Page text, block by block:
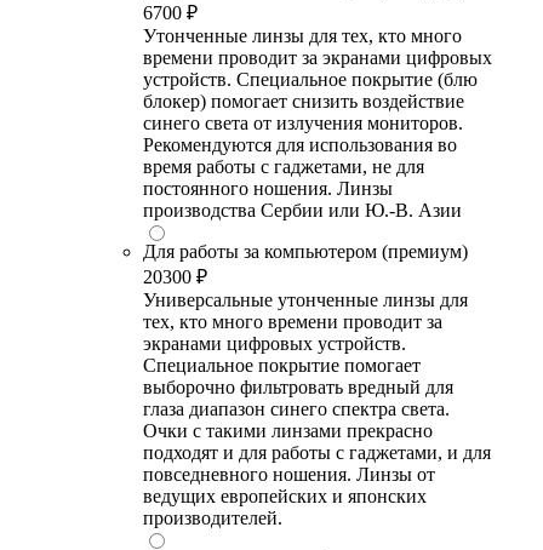
6700 ₽
Утонченные линзы для тех, кто много
времени проводит за экранами цифровых
устройств. Специальное покрытие (блю
блокер) помогает снизить воздействие
синего света от излучения мониторов.
Рекомендуются для использования во
время работы с гаджетами, не для
постоянного ношения. Линзы
производства Сербии или Ю.-В. Азии
Для работы за компьютером (премиум)
20300 ₽
Универсальные утонченные линзы для
тех, кто много времени проводит за
экранами цифровых устройств.
Специальное покрытие помогает
выборочно фильтровать вредный для
глаза диапазон синего спектра света.
Очки с такими линзами прекрасно
подходят и для работы с гаджетами, и для
повседневного ношения. Линзы от
ведущих европейских и японских
производителей.